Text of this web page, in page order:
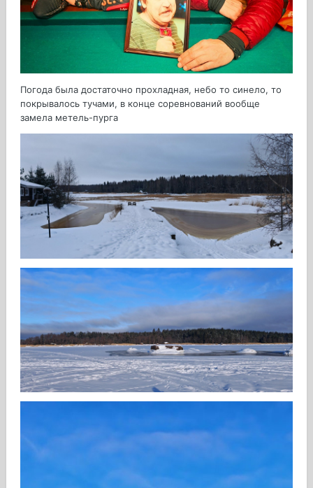
Погода была достаточно прохладная, небо то синело, то
покрывалось тучами, в конце соревнований вообще
замела метель-пурга